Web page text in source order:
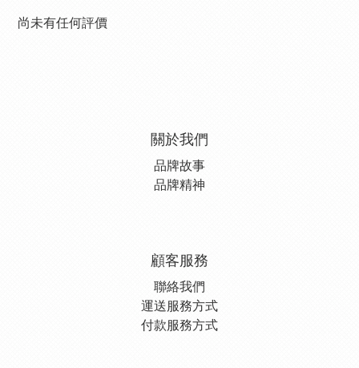
尚未有任何評價
關於我們
品牌故事
品牌精神
顧客服務
聯絡我們
運送服務方式
付款服務方式